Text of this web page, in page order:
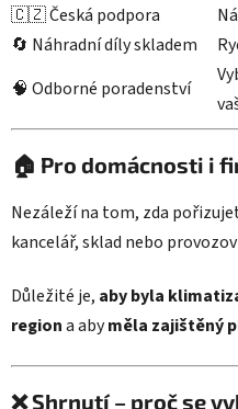
🇨🇿 Česká podpora
🔄 Náhradní díly skladem
🧠 Odborné poradenství
🏠 Pro domácnosti i
Nezáleží na tom, zda
kancelář, sklad nebo
Důležité je, aby byla
regiona abyměla zajištěný
❌ Shrnutí – proč se